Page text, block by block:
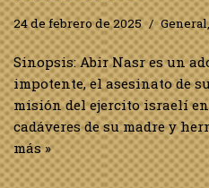
24 de febrero de 2025 General
Sinopsis: Abir Nasr es un
impotente, el asesinato de
misión del ejercito israelí
cadáveres de su madre y
más »